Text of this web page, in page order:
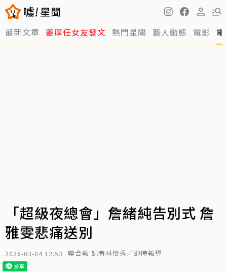
最新文章 姜厚任女友發文 熱門星聞 藝人動態 電影
「超級夜總會」詹緒純告別式 詹
雅雯悲痛送別
2026-03-04 12:53 聯合報 記者林怡秀／即時報導